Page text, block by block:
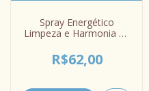
Spray Energético
Limpeza e Harmonia Le
R$62,00